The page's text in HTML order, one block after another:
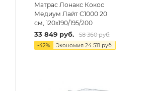
Матрас Лонакс Кокос
Медиум Лайт С1000 20
см, 120х190/195/200
33 849руб. 58 360руб.
-42% Экономия 24 511 руб.